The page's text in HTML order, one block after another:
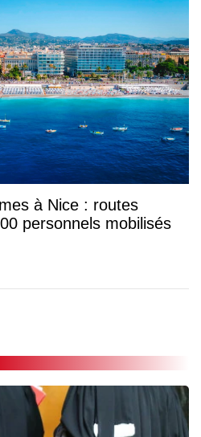
à Nice : routes
personnels mobilisés